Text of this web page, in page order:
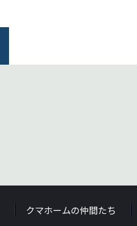
クマホームの仲間たち